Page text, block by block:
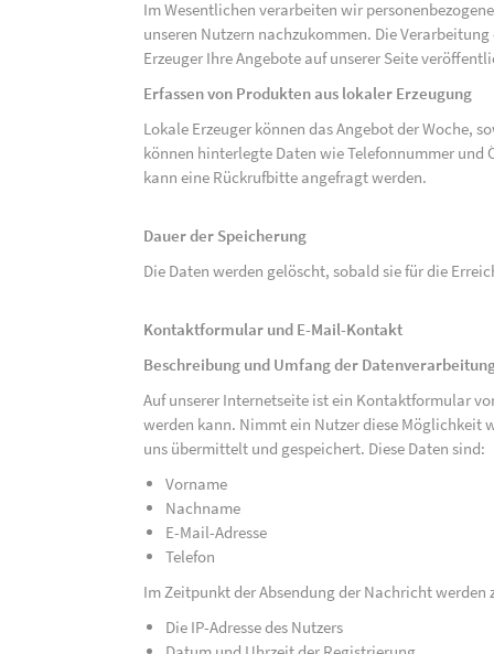
Im Wesentlichen verarbeiten wir
unseren Nutzern nachzukommen. Die
Erzeuger Ihre Angebote auf unserer Seite
Erfassen von Produkten aus lokaler Erzeugung
Lokale Erzeuger können das Angebot der Woche,
können hinterlegte Daten wie Telefonnummer und
kann eine Rückrufbitte angefragt werden.
Dauer der Speicherung
Die Daten werden gelöscht, sobald sie für die
Kontaktformular und E-Mail-Kontakt
Beschreibung und Umfang der
Auf unserer Internetseite ist ein Kontaktformular
werden kann. Nimmt ein Nutzer diese Möglichkeit
uns übermittelt und gespeichert. Diese Daten sind:
Vorname
Nachname
E-Mail-Adresse
Telefon
Im Zeitpunkt der Absendung der Nachricht werden
Die IP-Adresse des Nutzers